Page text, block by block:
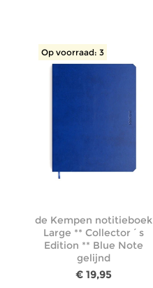
Op voorraad: 3
de Kempen notitieboek
Large ** Collector´s
Edition ** Blue Note
gelijnd
€ 19,95